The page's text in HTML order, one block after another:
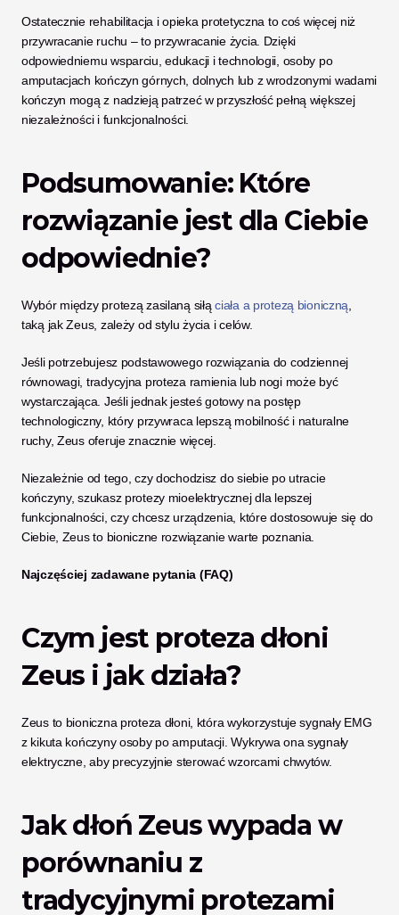
Ostatecznie rehabilitacja i opieka protetyczna to coś więcej niż
przywracanie ruchu – to przywracanie życia. Dzięki
odpowiedniemu wsparciu, edukacji i technologii, osoby po
amputacjach kończyn górnych, dolnych lub z wrodzonymi wadami
kończyn mogą z nadzieją patrzeć w przyszłość pełną większej
niezależności i funkcjonalności.
Podsumowanie: Które
rozwiązanie jest dla Ciebie
odpowiednie?
Wybór między protezą zasilaną siłą ciała a protezą bioniczną
taką jak Zeus, zależy od stylu życia i celów.
Jeśli potrzebujesz podstawowego rozwiązania do codziennej
równowagi, tradycyjna proteza ramienia lub nogi może być
wystarczająca. Jeśli jednak jesteś gotowy na postęp
technologiczny, który przywraca lepszą mobilność i naturalne
ruchy, Zeus oferuje znacznie więcej.
Niezależnie od tego, czy dochodzisz do siebie po utracie
kończyny, szukasz protezy mioelektrycznej dla lepszej
funkcjonalności, czy chcesz urządzenia, które dostosowuje się do
Ciebie, Zeus to bioniczne rozwiązanie warte poznania.
Najczęściej zadawane pytania (FAQ)
Czym jest proteza dłoni
Zeus i jak działa?
Zeus to bioniczna proteza dłoni, która wykorzystuje sygnały EMG
z kikuta kończyny osoby po amputacji. Wykrywa ona sygnały
elektryczne, aby precyzyjnie sterować wzorcami chwytów.
Jak dłoń Zeus wypada w
porównaniu z
tradycyjnymi protezami